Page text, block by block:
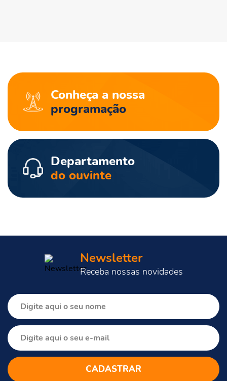
Conheça a nossa
programação
Departamento
do ouvinte
Newsletter
Receba nossas novidades